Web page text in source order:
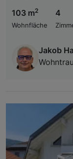
103 m2
Wohnfläche
4
Jakob